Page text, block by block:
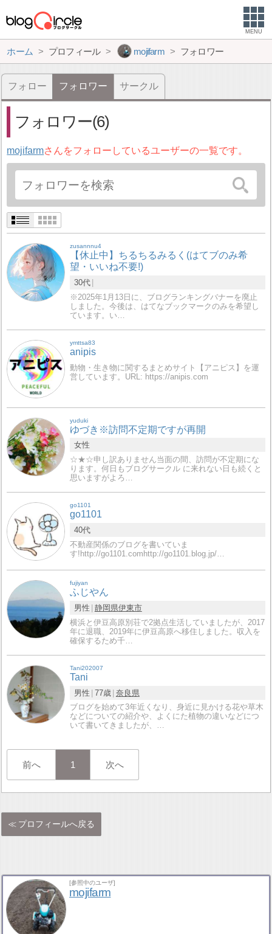
MENU
ホーム プロフィール mojifarm フォロワー
フォロー フォロワー サークル
フォロワー(6)
mojifarmさんをフォローしているユーザーの一覧です。
zusannnu4
【休止中】ちるちるみるく(はてブのみ希
望・いいね不要!)
30代
※2025年1月13日に、ブログランキングバナーを廃止
しました。今後は、はてなブックマークのみを希望し
ています。い…
ymttsa83
anipis
動物・生き物に関するまとめサイト【アニピス】を運
営しています。URL: https://anipis.com
yuduki
ゆづき※訪問不定期ですが再開
女性
☆★☆申し訳ありません当面の間、訪問が不定期にな
ります。何日もブログサークル に来れない日も続くと
思いますがよろ…
go1101
go1101
40代
不動産関係のブログを書いていま
す!http://go1101.comhttp://go1101.blog.jp/…
fujiyan
ふじやん
男性 静岡県伊東市
横浜と伊豆高原別荘で2拠点生活していましたが、2017
年に退職、2019年に伊豆高原へ移住しました。収入を
確保するため千…
Tani202007
Tani
男性 77歳 奈良県
ブログを始めて3年近くなり、身近に見かける花や草木
などについての紹介や、よくにた植物の違いなどにつ
いて書いてきましたが、…
前へ 1 次へ
プロフィールへ戻る
[参照中のユーザ]
mojifarm